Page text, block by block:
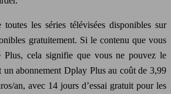
les séries télévisées disponibles sur
gratuitement. Si le contenu que vous
Plus, cela signifie que vous ne pouvez le
un abonnement Dplay Plus au coût de 3,99
an, avec 14 jours d’essai gratuit pour les